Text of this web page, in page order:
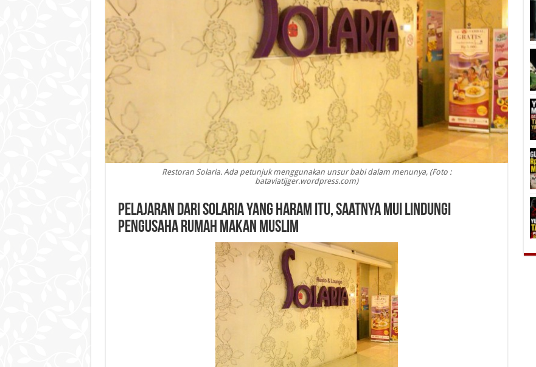
Restoran Solaria. Ada petunjuk menggunakan unsur babi dalam menunya, (Foto :
bataviatijger.wordpress.com)
Pelajaran dari Solaria yang Haram itu, Saatnya MUI Lindungi
Pengusaha Rumah Makan Muslim